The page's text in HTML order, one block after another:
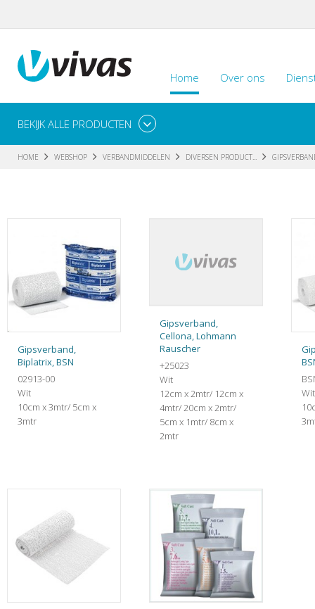
Home Over ons
BEKIJK ALLE PRODUCTEN
HOME WEBSHOP VERBANDMIDDELEN DIVERSEN PRODUCT...
Gipsverband,
Biplatrix, BSN
02913-00
Wit
10cm x 3mtr/ 5cm x
3mtr
Gipsverband,
Cellona, Lohmann
Rauscher
+25023
Wit
12cm x 2mtr/ 12cm x
4mtr/ 20cm x 2mtr/
5cm x 1mtr/ 8cm x
2mtr
Wit